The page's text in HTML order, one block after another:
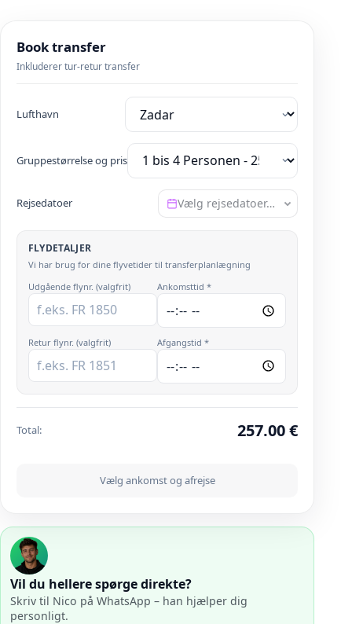
Book transfer
Inkluderer tur-retur transfer
Lufthavn
Gruppestørrelse og pris
Rejsedatoer Vælg rejsedatoer…
FLYDETALJER
Vi har brug for dine flyvetider til transferplanlægning
Udgående flynr. (valgfrit)
Ankomsttid *
Retur flynr. (valgfrit) Afgangstid *
Total: 257.00€
Vælg ankomst og afrejse
Vil du hellere spørge direkte?
Skriv til Nico på WhatsApp – han hjælper dig
personligt.